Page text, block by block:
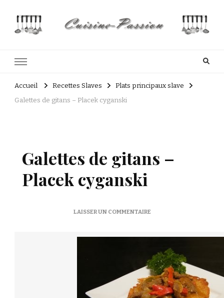
Accueil Recettes Slaves
Plats principaux slave
Galettes de gitans – Placek cyganski
Galettes de gitans –
Placek cyganski
LAISSER UN COMMENTAIRESUR
PLACEK
CYGANSKI